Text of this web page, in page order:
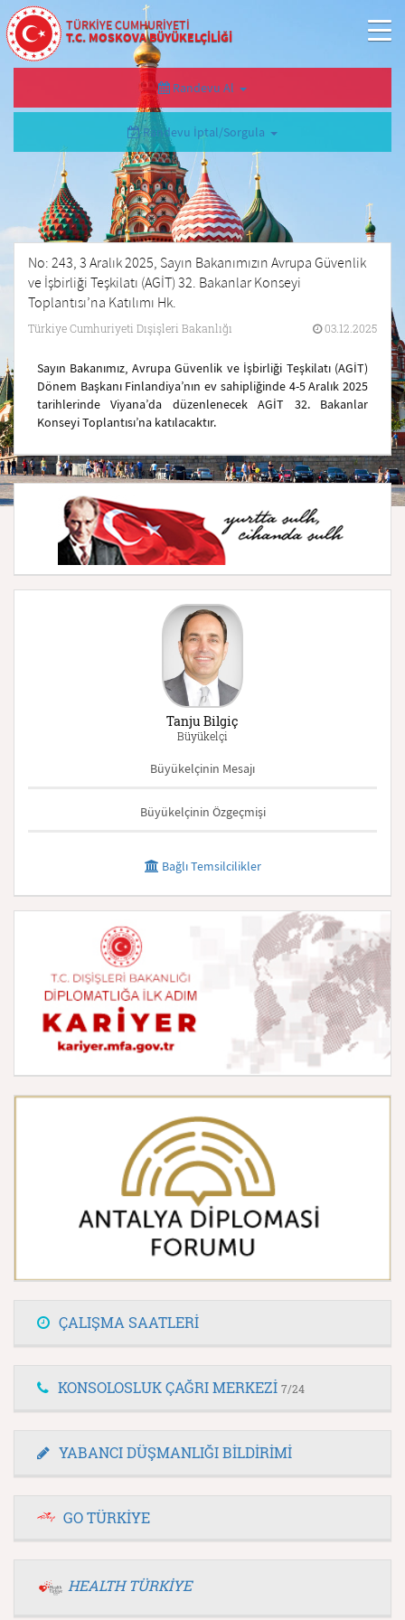
TÜRKİYE CUMHURİYETİ
T.C. MOSKOVA BÜYÜKELÇİLİĞİ
Randevu Al
Randevu İptal/Sorgula
No: 243, 3 Aralık 2025, Sayın Bakanımızın Avrupa Güvenlik
ve İşbirliği Teşkilatı (AGİT) 32. Bakanlar Konseyi
Toplantısı’na Katılımı Hk.
Türkiye Cumhuriyeti Dışişleri Bakanlığı 03.12.2025
Sayın Bakanımız, Avrupa Güvenlik ve İşbirliği Teşkilatı (AGİT)
Dönem Başkanı Finlandiya’nın ev sahipliğinde 4-5 Aralık 2025
tarihlerinde Viyana’da düzenlenecek AGİT 32. Bakanlar
Konseyi Toplantısı’na katılacaktır.
Tanju Bilgiç
Büyükelçi
Büyükelçinin Mesajı
Büyükelçinin Özgeçmişi
Bağlı Temsilcilikler
ÇALIŞMA SAATLERİ
KONSOLOSLUK ÇAĞRI MERKEZİ 7/24
YABANCI DÜŞMANLIĞI BİLDİRİMİ
GO TÜRKİYE
HEALTH TÜRKİYE